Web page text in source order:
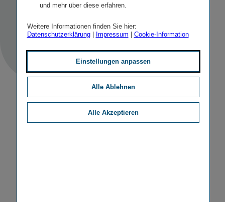
und mehr über diese erfahren.
Weitere Informationen finden Sie hier:
Datenschutzerklärung| Impressum Cookie-Information
Einstellungen anpassen
Alle Ablehnen
Alle Akzeptieren